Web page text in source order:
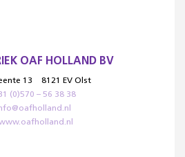
OAF HOLLAND BV
13
8121 EV Olst
(0)570 – 56 38 38